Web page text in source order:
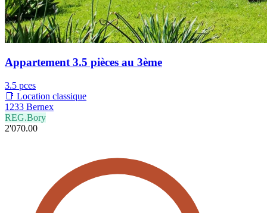
Appartement 3.5 pièces au 3ème
3.5 pces
📑 Location classique
1233 Bernex
REG.Bory
2'070.00